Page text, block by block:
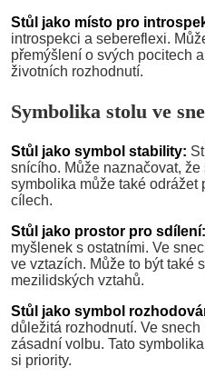
Stůl jako místo pro
introspekci a sebereflexi.
přemýšlení o svých pocitech
životních rozhodnutí.
Symbolika stolu ve
Stůl jako symbol stability:
snícího. Může naznačovat,
symbolika může také odrážet
cílech.
Stůl jako prostor pro sdílení:
myšlenek s ostatními. Ve
ve vztazích. Může to být také
mezilidských vztahů.
Stůl jako symbol
důležitá rozhodnutí. Ve
zásadní volbu. Tato
si priority.